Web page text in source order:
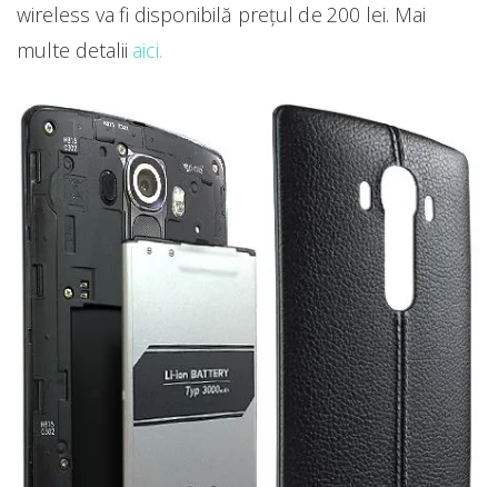
wireless va fi disponibilă prețul de 200 lei. Mai
multe detalii aici.